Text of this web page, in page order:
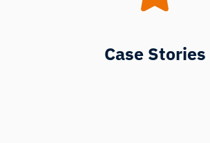
Case Stories